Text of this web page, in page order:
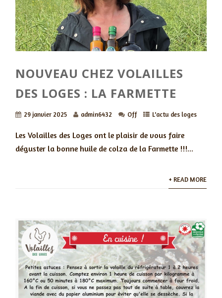
NOUVEAU CHEZ VOLAILLES
DES LOGES : LA FARMETTE
29 janvier 2025 admin6432 Off L'actu des loges
Les Volailles des Loges ont le plaisir de vous faire
déguster la bonne huile de colza de la Farmette !!!...
+ READ MORE